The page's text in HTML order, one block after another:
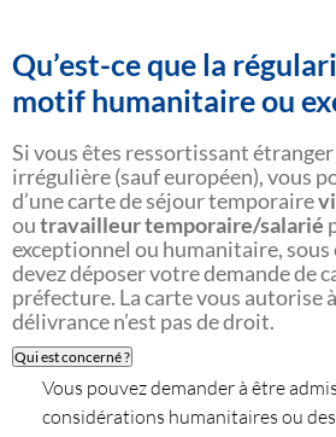
Qu’est-ce que la
motif humanitaire ou
Si vous êtes ressortissant
irrégulière (sauf européen), vous
d’une carte de séjour temporaire
outravailleur temporaire/salarié
exceptionnel ou humanitaire,
devez déposer votre demande de
préfecture. La carte vous autorise
délivrance n’est pas de droit.
Qui est concerné ?
Vous pouvez demander à être
considérations humanitaires ou